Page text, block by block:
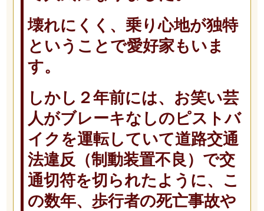
壊れにくく、乗り心地が独特
ということで愛好家もいま
す。
しかし２年前には、お笑い芸
人がブレーキなしのピストバ
イクを運転していて道路交通
法違反（制動装置不良）で交
通切符を切られたように、こ
の数年、歩行者の死亡事故や